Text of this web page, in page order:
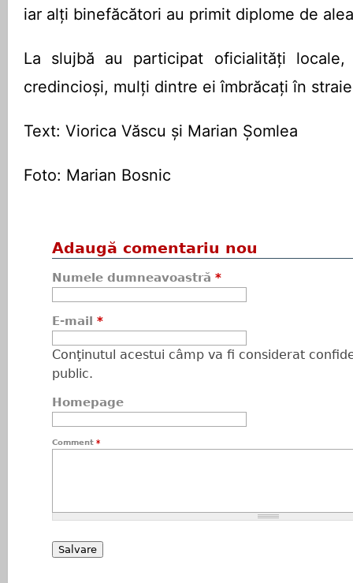
iar alți binefăcători au primit diplome de
La slujbă au participat oficialități locale,
credincioși, mulți dintre ei îmbrăcați în
Text: Viorica Văscu și Marian Șomlea
Foto: Marian Bosnic
Adaugă comentariu nou
Numele dumneavoastră *
E-mail *
Conţinutul acestui câmp va fi considerat
public.
Homepage
Comment *